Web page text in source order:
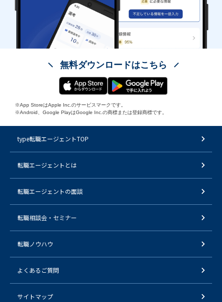
無料ダウンロードはこちら
※App StoreはApple Inc.のサービスマークです。
※Android、Google PlayはGoogle Inc.の商標または登録商標です。
type転職エージェントTOP
転職エージェントとは
転職エージェントの面談
転職相談会・セミナー
転職ノウハウ
よくあるご質問
サイトマップ